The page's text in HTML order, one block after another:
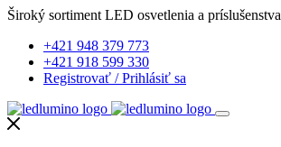
Široký sortiment LED osvetlenia a príslušenstva
+421 948 379 773
+421 918 599 330
Registrovať /Prihlásiť sa